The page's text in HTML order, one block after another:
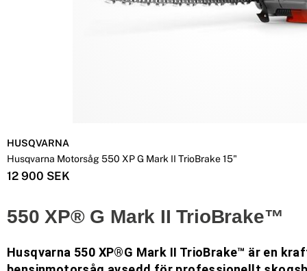
HUSQVARNA
Husqvarna Motorsåg 550 XP G Mark II TrioBrake 15"
12 900 SEK
550 XP® G Mark II TrioBrake™
Husqvarna 550 XP®G Mark II TrioBrake™ är en